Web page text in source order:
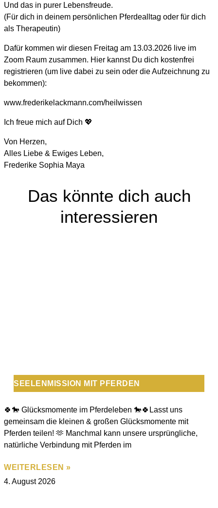
Und das in purer Lebensfreude.
(Für dich in deinem persönlichen Pferdealltag oder für dich
als Therapeutin)
Dafür kommen wir diesen Freitag am 13.03.2026 live im
Zoom Raum zusammen. Hier kannst Du dich kostenfrei
registrieren (um live dabei zu sein oder die Aufzeichnung zu
bekommen):
www.frederikelackmann.com/heilwissen
Ich freue mich auf Dich 💖
Von Herzen,
Alles Liebe & Ewiges Leben,
Frederike Sophia Maya
Das könnte dich auch
interessieren
SEELENMISSION MIT PFERDEN
🍀🐎 Glücksmomente im Pferdeleben 🐎🍀Lasst uns
gemeinsam die kleinen & großen Glücksmomente mit
Pferden teilen! 🫶 Manchmal kann unsere ursprüngliche,
natürliche Verbindung mit Pferden im
WEITERLESEN »
4. August 2026